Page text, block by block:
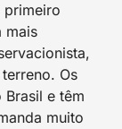
primeiro
mais
Os
e têm
muito